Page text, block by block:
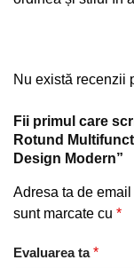
Nu există recenzii
Fii primul care
Rotund
Design Modern”
Adresa ta de
sunt marcate cu *
Evaluarea ta*